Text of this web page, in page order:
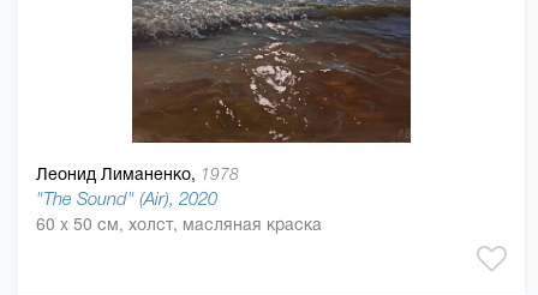
Леонид Лиманенко, 1978
"The Sound" (Air), 2020
60 x 50 см, холст, масляная краска